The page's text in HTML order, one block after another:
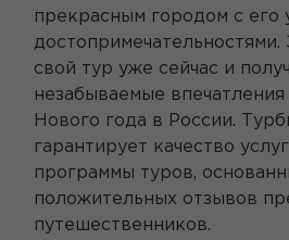
прекрасным городом с его
достопримечательностями.
свой тур уже сейчас и
незабываемые
Нового года в России.
гарантирует качество
программы туров,
положительных отзывов
путешественников.